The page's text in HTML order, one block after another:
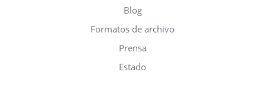
Blog
Formatos de archivo
Prensa
Estado